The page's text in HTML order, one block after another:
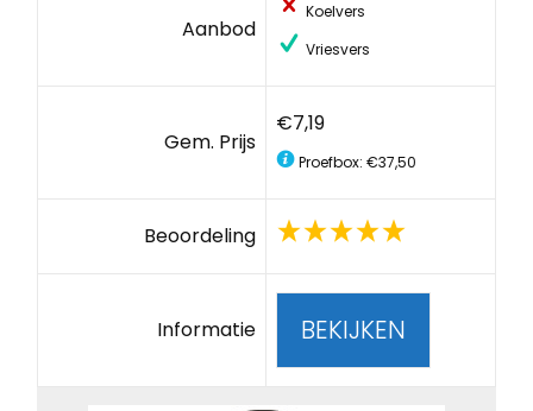
Aanbod
Koelvers
Vriesvers
Gem. Prijs
€7,19
Proefbox: €37,50
Beoordeling
Informatie BEKIJKEN